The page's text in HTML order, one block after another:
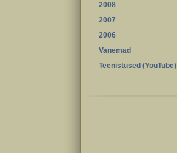
2008
2007
2006
Vanemad
Teenistused (YouTube)